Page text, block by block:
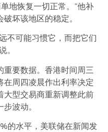
地恢复一切正常。”他补
坏该地区的稳定。
不可能习惯它，而把它们
。
重要数据。香港时间周三
在周四凌晨作出利率决定
大型交易商重新调整此前
波动。
的水平，美联储在新闻发